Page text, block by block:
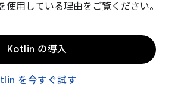
使用している理由をご覧ください。
Kotlin の導入
を今すぐ試す